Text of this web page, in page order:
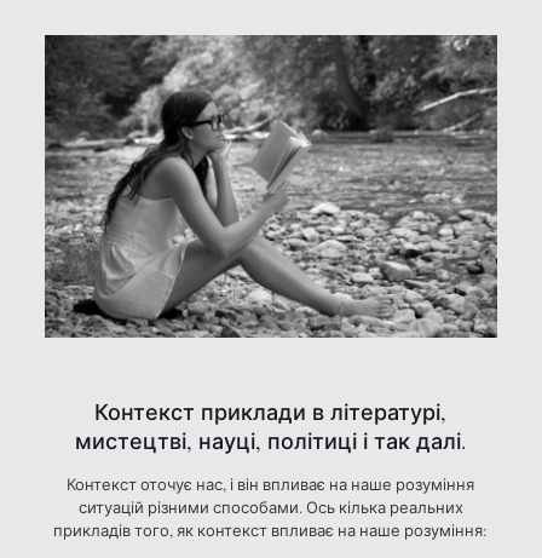
Контекст приклади в літературі,
мистецтві, науці, політиці і так далі.
Контекст оточує нас, і він впливає на наше розуміння
ситуацій різними способами. Ось кілька реальних
прикладів того, як контекст впливає на наше розуміння: